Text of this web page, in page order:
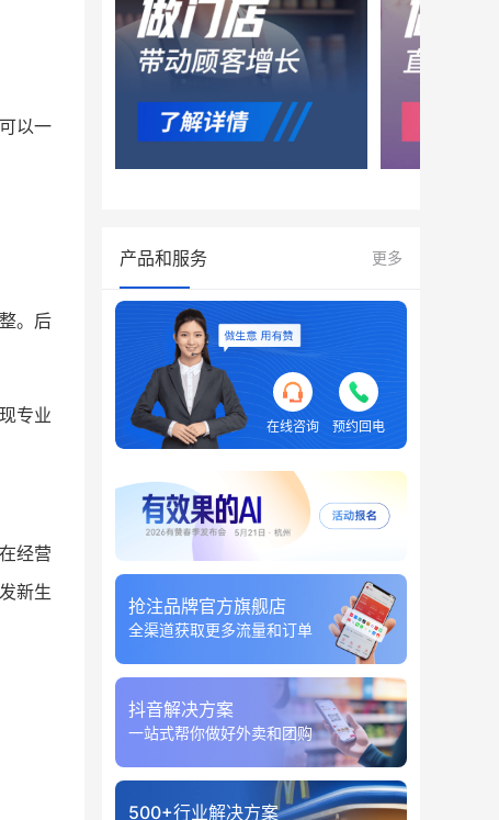
以一
。后
专业
经营
新生
产品和服务 更多
在线咨询 预约回电
抢注品牌官方旗舰店
全渠道获取更多流量和订单
抖音解决方案
一站式帮你做好外卖和团购
500+行业解决方案